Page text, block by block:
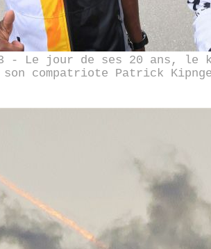
- Le jour de ses 20 ans, le
son compatriote Patrick